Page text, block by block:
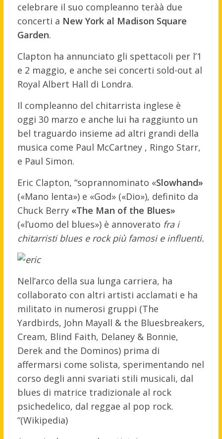
celebrare il suo compleanno teràà due
concerti a New York al Madison Square
Garden.
Clapton ha annunciato gli spettacoli per l’1
e 2 maggio, e anche sei concerti sold-out al
Royal Albert Hall di Londra.
Il compleanno del chitarrista inglese è
oggi 30 marzo e anche lui ha raggiunto un
bel traguardo insieme ad altri grandi della
musica come Paul McCartney , Ringo Starr,
e Paul Simon.
Eric Clapton, “soprannominato «Slowhand»
(«Mano lenta») e «God» («Dio»), definito da
Chuck Berry «The Man of the Blues»
(«l’uomo del blues») è annoverato fra i
chitarristi blues e rock più famosi e influenti.
Nell’arco della sua lunga carriera, ha
collaborato con altri artisti acclamati e ha
militato in numerosi gruppi (The
Yardbirds, John Mayall & the Bluesbreakers,
Cream, Blind Faith, Delaney & Bonnie,
Derek and the Dominos) prima di
affermarsi come solista, sperimentando nel
corso degli anni svariati stili musicali, dal
blues di matrice tradizionale al rock
psichedelico, dal reggae al pop rock.
“(Wikipedia)